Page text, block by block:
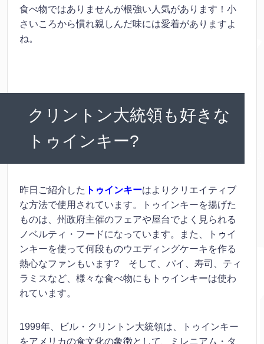
食べ物ではありませんが根強い人気があります！小
さいころから慣れ親しんだ味には愛着がありますよ
ね。
クリントン大統領も好きな
トゥインキー?
昨日ご紹介した トゥインキーはよりクリエイティブ
な方法で使用されています。トゥインキーを揚げた
ものは、州政府主催のフェアや屋台でよく見られる
ノベルティ・フードになっています。また、トゥイ
ンキーを使って何段ものウエディングケーキを作る
熱心なファンもいます? そして、パイ、寿司、ティ
ラミスなど、様々な食べ物にもトゥインキーは使わ
れています。
1999年、ビル・クリントン大統領は、トゥインキー
をアメリカの食文化の象徴として、ミレニアム・タ